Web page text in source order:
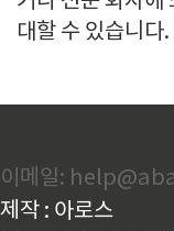
대할 수 있습니다.
이메일:
제작 : 아로스